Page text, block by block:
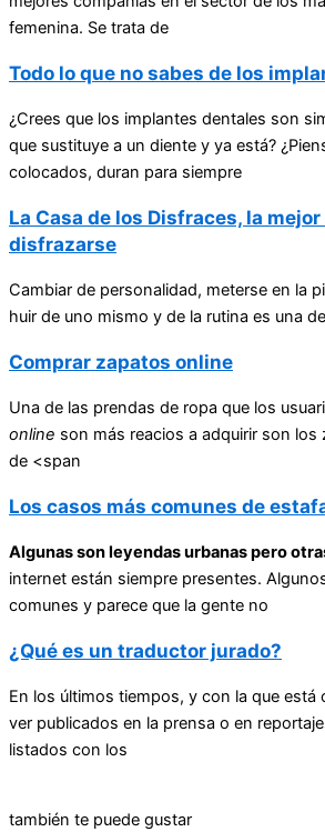
femenina. Se trata de
Todo lo que no sabes de los
¿Crees que los implantes dentales son
que sustituye a un diente y ya está?
colocados, duran para siempre
La Casa de los Disfraces, la
disfrazarse
Cambiar de personalidad, meterse en la
huir de uno mismo y de la rutina es una
Comprar zapatos online
Una de las prendas de ropa que los
online son más reacios a adquirir son los
de <span
Los casos más comunes de
Algunas son leyendas urbanas pero
internet están siempre presentes.
comunes y parece que la gente no
¿Qué es un traductor jurado?
En los últimos tiempos, y con la que está
ver publicados en la prensa o en
listados con los
también te puede gustar